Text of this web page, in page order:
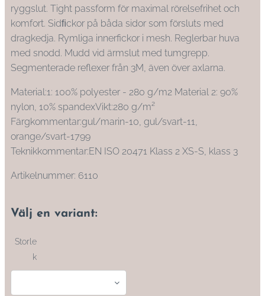
ryggslut. Tight passform för maximal rörelsefrihet och
komfort. Sidﬁckor på båda sidor som försluts med
dragkedja. Rymliga innerfickor i mesh. Reglerbar huva
med snodd. Mudd vid ärmslut med tumgrepp.
Segmenterade reflexer från 3M, även över axlarna.
Material:1: 100% polyester - 280 g/m2 Material 2: 90%
nylon, 10% spandexVikt:280 g/m²
Färgkommentar:gul/marin-10, gul/svart-11,
orange/svart-1799
Teknikkommentar:EN ISO 20471 Klass 2 XS-S, klass 3
Artikelnummer: 6110
Välj en variant:
Storle
k